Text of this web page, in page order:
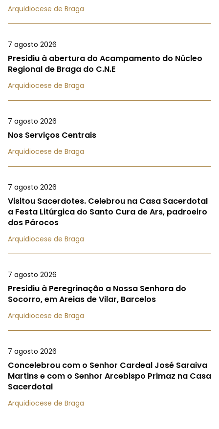
Arquidiocese de Braga
7 agosto 2026
Presidiu à abertura do Acampamento do Núcleo
Regional de Braga do C.N.E
Arquidiocese de Braga
7 agosto 2026
Nos Serviços Centrais
Arquidiocese de Braga
7 agosto 2026
Visitou Sacerdotes. Celebrou na Casa Sacerdotal
a Festa Litúrgica do Santo Cura de Ars, padroeiro
dos Párocos
Arquidiocese de Braga
7 agosto 2026
Presidiu à Peregrinação a Nossa Senhora do
Socorro, em Areias de Vilar, Barcelos
Arquidiocese de Braga
7 agosto 2026
Concelebrou com o Senhor Cardeal José Saraiva
Martins e com o Senhor Arcebispo Primaz na Casa
Sacerdotal
Arquidiocese de Braga